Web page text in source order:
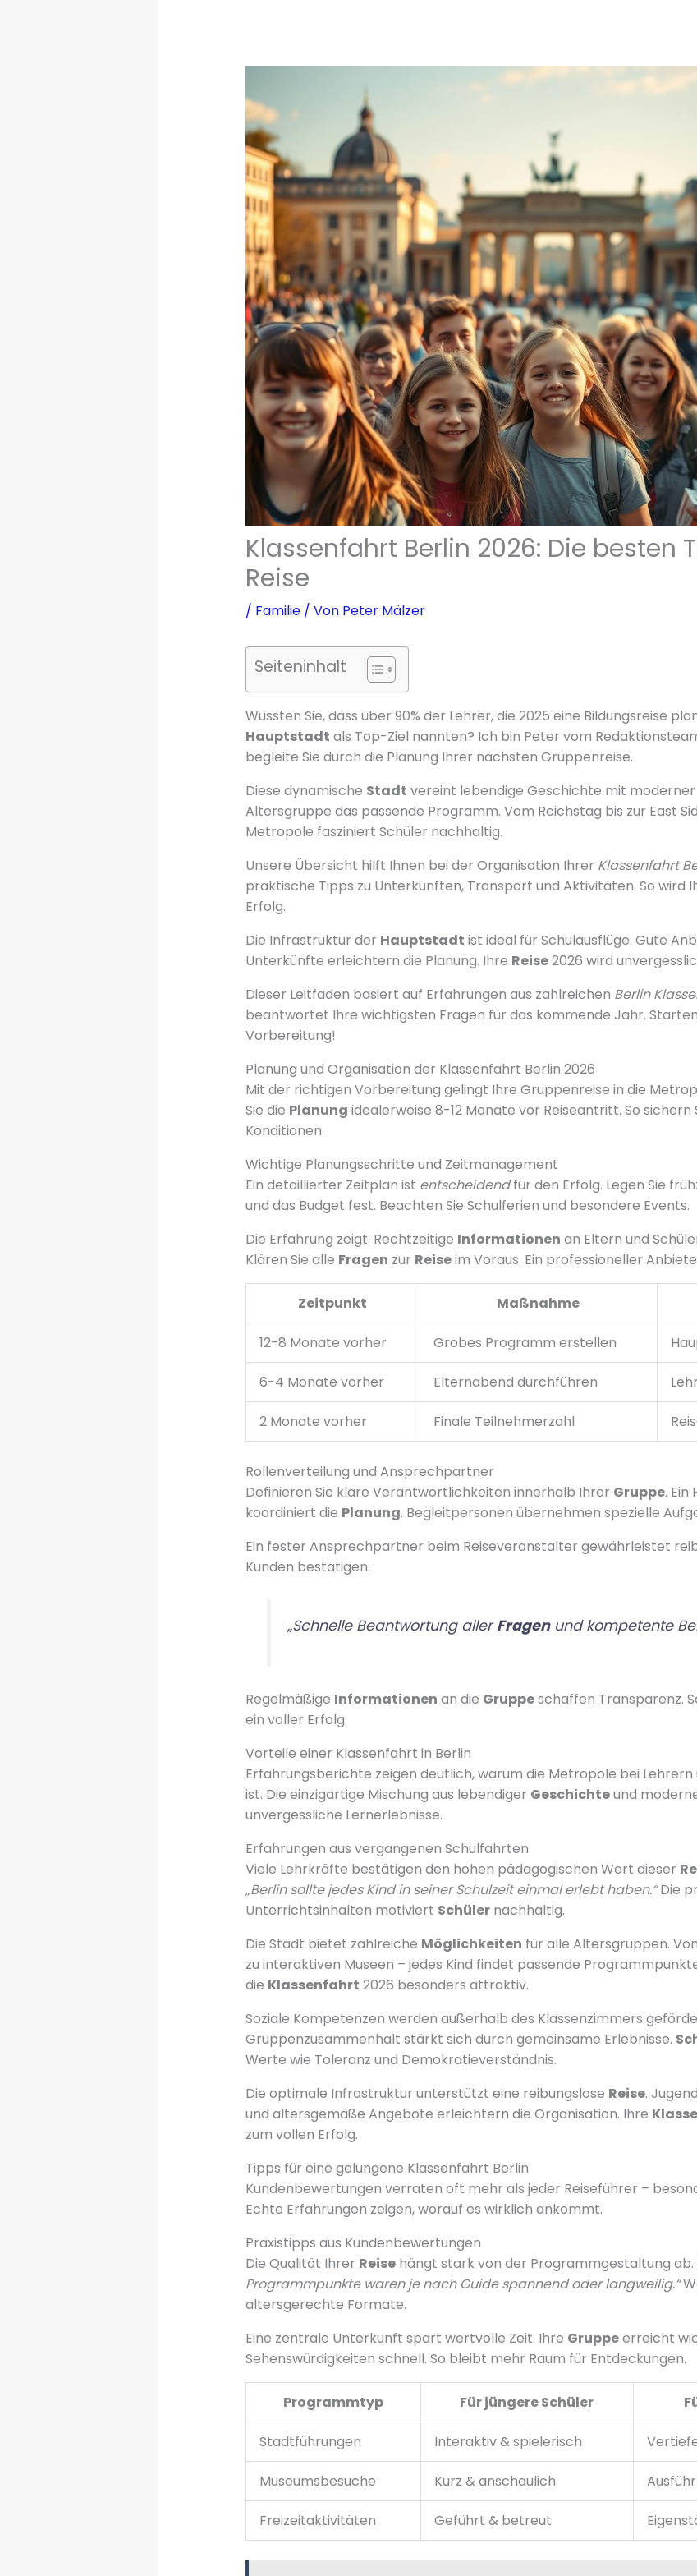
Klassenfahrt Berlin 2026: Die besten
Reise
/ Familie/ Von Peter Mälzer
Seiteninhalt
Wussten Sie, dass über 90% der Lehrer, die 2025 eine Bildungsreise
Hauptstadt als Top-Ziel nannten? Ich bin Peter vom
begleite Sie durch die Planung Ihrer nächsten Gruppenreise.
Diese dynamische Stadt vereint lebendige Geschichte mit moderner
Altersgruppe das passende Programm. Vom Reichstag bis zur East
Metropole fasziniert Schüler nachhaltig.
Unsere Übersicht hilft Ihnen bei der Organisation Ihrer Klassenfahrt
praktische Tipps zu Unterkünften, Transport und Aktivitäten. So wird
Erfolg.
Die Infrastruktur der Hauptstadt ist ideal für Schulausflüge. Gute
Unterkünfte erleichtern die Planung. Ihre Reise2026 wird
Dieser Leitfaden basiert auf Erfahrungen aus zahlreichen Berlin
beantwortet Ihre wichtigsten Fragen für das kommende Jahr.
Vorbereitung!
Planung und Organisation der Klassenfahrt Berlin 2026
Mit der richtigen Vorbereitung gelingt Ihre Gruppenreise in die
Sie die Planung idealerweise 8-12 Monate vor Reiseantritt. So sichern
Konditionen.
Wichtige Planungsschritte und Zeitmanagement
Ein detaillierter Zeitplan ist entscheidendfür den Erfolg. Legen Sie
und das Budget fest. Beachten Sie Schulferien und besondere Events.
Die Erfahrung zeigt: Rechtzeitige Informationen an Eltern und
Klären Sie alle Fragen zur Reiseim Voraus. Ein professioneller
Zeitpunkt Maßnahme
12-8 Monate vorher Grobes Programm erstellen
6-4 Monate vorher Elternabend durchführen
2 Monate vorher Finale Teilnehmerzahl
Rollenverteilung und Ansprechpartner
Definieren Sie klare Verantwortlichkeiten innerhalb Ihrer Gruppe.
koordiniert die Planung. Begleitpersonen übernehmen spezielle
Ein fester Ansprechpartner beim Reiseveranstalter gewährleistet
Kunden bestätigen:
„Schnelle Beantwortung allerFragenund kompetente
Regelmäßige Informationen an die Gruppeschaffen Transparenz.
ein voller Erfolg.
Vorteile einer Klassenfahrt in Berlin
Erfahrungsberichte zeigen deutlich, warum die Metropole bei
ist. Die einzigartige Mischung aus lebendiger Geschichteund
unvergessliche Lernerlebnisse.
Erfahrungen aus vergangenen Schulfahrten
Viele Lehrkräfte bestätigen den hohen pädagogischen Wert dieser
„Berlin sollte jedes Kind in seiner Schulzeit einmal erlebt haben.“Die
Unterrichtsinhalten motiviert Schülernachhaltig.
Die Stadt bietet zahlreiche Möglichkeiten für alle Altersgruppen.
zu interaktiven Museen – jedes Kind findet passende
die Klassenfahrt 2026 besonders attraktiv.
Soziale Kompetenzen werden außerhalb des Klassenzimmers
Gruppenzusammenhalt stärkt sich durch gemeinsame Erlebnisse.
Werte wie Toleranz und Demokratieverständnis.
Die optimale Infrastruktur unterstützt eine reibungslose Reise.
und altersgemäße Angebote erleichtern die Organisation. Ihre
zum vollen Erfolg.
Tipps für eine gelungene Klassenfahrt Berlin
Kundenbewertungen verraten oft mehr als jeder Reiseführer –
Echte Erfahrungen zeigen, worauf es wirklich ankommt.
Praxistipps aus Kundenbewertungen
Die Qualität Ihrer Reisehängt stark von der Programmgestaltung ab.
Programmpunkte waren je nach Guide spannend oder langweilig.“
altersgerechte Formate.
Eine zentrale Unterkunft spart wertvolle Zeit. Ihre Gruppeerreicht
Sehenswürdigkeiten schnell. So bleibt mehr Raum für Entdeckungen.
Programmtyp Für jüngere Schüler
Stadtführungen Interaktiv & spielerisch
Museumsbesuche Kurz & anschaulich
Freizeitaktivitäten Geführt & betreut